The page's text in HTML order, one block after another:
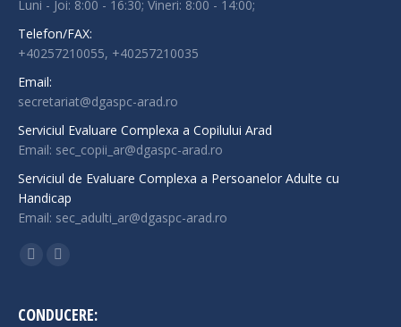
Luni - Joi: 8:00 - 16:30; Vineri: 8:00 - 14:00;
Telefon/FAX:
+40257210055, +40257210035
Email:
secretariat@dgaspc-arad.ro
Serviciul Evaluare Complexa a Copilului Arad
Email: sec_copii_ar@dgaspc-arad.ro
Serviciul de Evaluare Complexa a Persoanelor Adulte cu
Handicap
Email: sec_adulti_ar@dgaspc-arad.ro
Find us on:
opensopens
CONDUCERE: